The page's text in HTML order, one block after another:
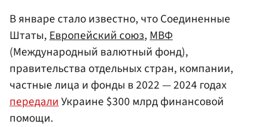
В январе стало известно, что Соединенные
Штаты,Европейский союз,МВФ
(Международный валютный фонд),
правительства отдельных стран, компании,
частные лица и фонды в 2022 — 2024 годах
передалиУкраине $300 млрд финансовой
помощи.